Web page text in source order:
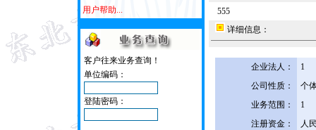
用户帮助...
客户往来业务查询！
单位编码：
登陆密码：
555
详细信息：
企业法人：
1
公司性质：
个
业务范围：
1
注册资金：
人